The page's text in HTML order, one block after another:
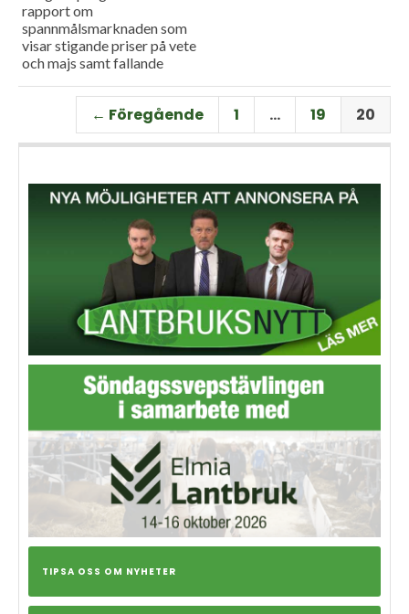
rapport om
spannmålsmarknaden som
visar stigande priser på vete
och majs samt fallande
premiär för vårt
måndagsprogram med en
längre intervju med Erik
Stjerndahl vd för HIR Skåne,
fältdagar.
← Föregående 1 … 19 20
TIPSA OSS OM NYHETER